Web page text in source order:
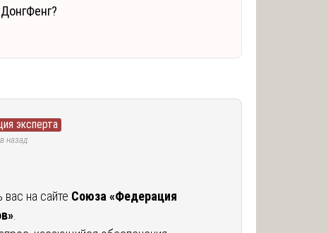
эксперта
назад
вас на сайте Союза «Федерация